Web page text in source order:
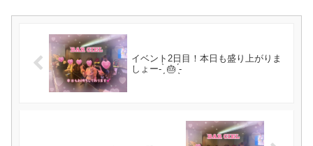
イベント2日目！本日も盛り上がりま
しょー- ̗̀ 🎂 ̖́-